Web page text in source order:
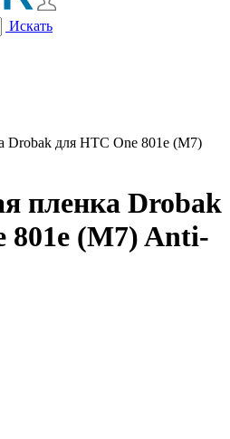
Искать
Drobak для HTC One 801e (M7)
пленка Drobak
801e (M7) Anti-